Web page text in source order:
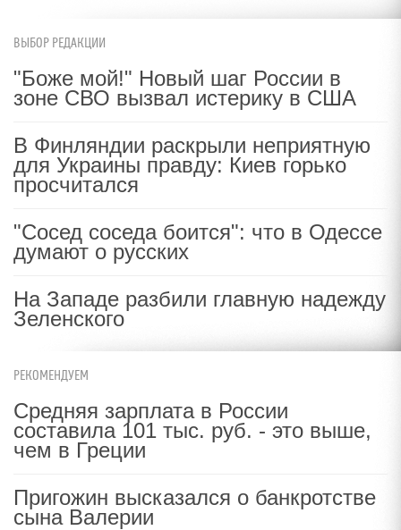
ВЫБОР РЕДАКЦИИ
"Боже мой!" Новый шаг России в
зоне СВО вызвал истерику в США
В Финляндии раскрыли неприятную
для Украины правду: Киев горько
просчитался
"Сосед соседа боится": что в Одессе
думают о русских
На Западе разбили главную надежду
Зеленского
РЕКОМЕНДУЕМ
Средняя зарплата в России
составила 101 тыс. руб. - это выше,
чем в Греции
Пригожин высказался о банкротстве
сына Валерии